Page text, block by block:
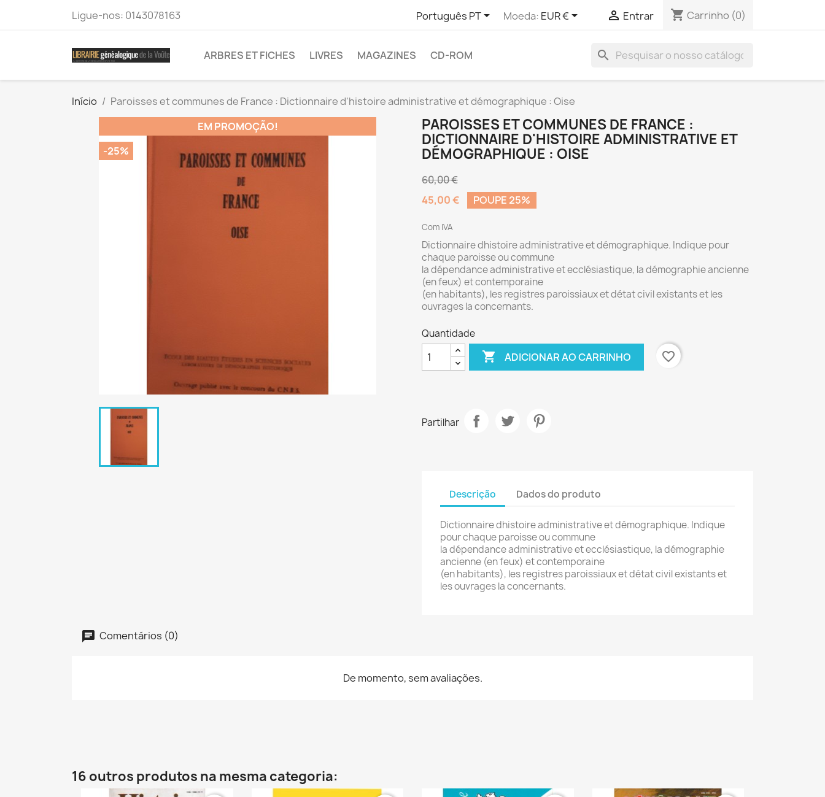
Ligue-nos: 0143078163 Português PT Moeda: EUR €  Entrar shopping_cart Carrinho (0)
ARBRES ET FICHES LIVRES MAGAZINES CD-ROM search
Início
Paroisses et communes de France : Dictionnaire d'histoire administrative et démographique : Oise
EM PROMOÇÃO!
-25%
PAROISSES ET COMMUNES DE FRANCE :
DICTIONNAIRE D'HISTOIRE ADMINISTRATIVE ET
DÉMOGRAPHIQUE : OISE
60,00 €
45,00 €
POUPE 25%
Com IVA
Dictionnaire dhistoire administrative et démographique. Indique pour
chaque paroisse ou commune
la dépendance administrative et ecclésiastique, la démographie ancienne
(en feux) et contemporaine
(en habitants), les registres paroissiaux et détat civil existants et les
ouvrages la concernants.
Quantidade
 ADICIONAR AO CARRINHO favorite_border
Partilhar
Descrição Dados do produto
Dictionnaire dhistoire administrative et démographique. Indique
pour chaque paroisse ou commune
la dépendance administrative et ecclésiastique, la démographie
ancienne (en feux) et contemporaine
(en habitants), les registres paroissiaux et détat civil existants et
les ouvrages la concernants.
Comentários (0)
De momento, sem avaliações.
16 outros produtos na mesma categoria: